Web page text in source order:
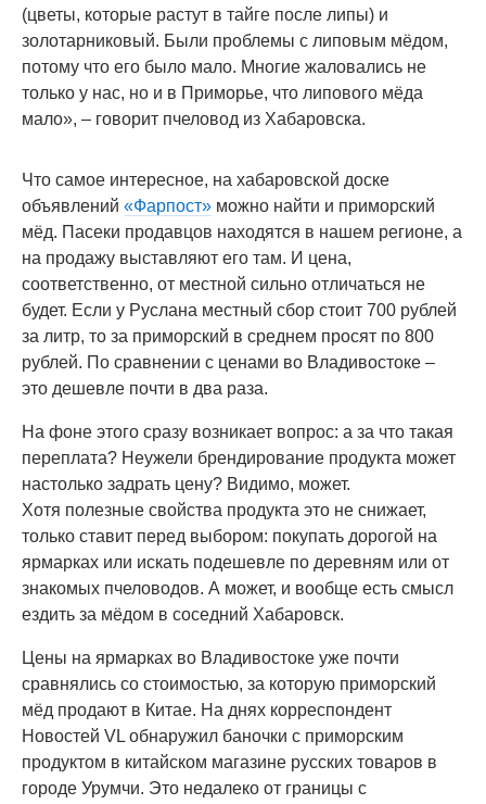
(цветы, которые растут в тайге после липы) и
золотарниковый. Были проблемы с липовым мёдом,
потому что его было мало. Многие жаловались не
только у нас, но и в Приморье, что липового мёда
мало», – говорит пчеловод из Хабаровска.
Что самое интересное, на хабаровской доске
объявлений «Фарпост» можно найти и приморский
мёд. Пасеки продавцов находятся в нашем регионе, а
на продажу выставляют его там. И цена,
соответственно, от местной сильно отличаться не
будет. Если у Руслана местный сбор стоит 700 рублей
за литр, то за приморский в среднем просят по 800
рублей. По сравнении с ценами во Владивостоке –
это дешевле почти в два раза.
На фоне этого сразу возникает вопрос: а за что такая
переплата? Неужели брендирование продукта может
настолько задрать цену? Видимо, может.
Хотя полезные свойства продукта это не снижает,
только ставит перед выбором: покупать дорогой на
ярмарках или искать подешевле по деревням или от
знакомых пчеловодов. А может, и вообще есть смысл
ездить за мёдом в соседний Хабаровск.
Цены на ярмарках во Владивостоке уже почти
сравнялись со стоимостью, за которую приморский
мёд продают в Китае. На днях корреспондент
Новостей VL обнаружил баночки с приморским
продуктом в китайском магазине русских товаров в
городе Урумчи. Это недалеко от границы с